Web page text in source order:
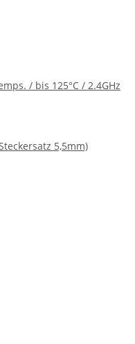
/ bis 125°C / 2.4GHz